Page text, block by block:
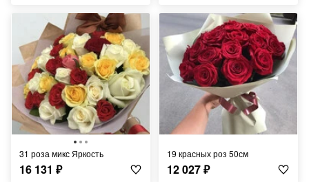
31 роза микс Яркость
16 131 ₽
19 красных роз 50см
12 027₽